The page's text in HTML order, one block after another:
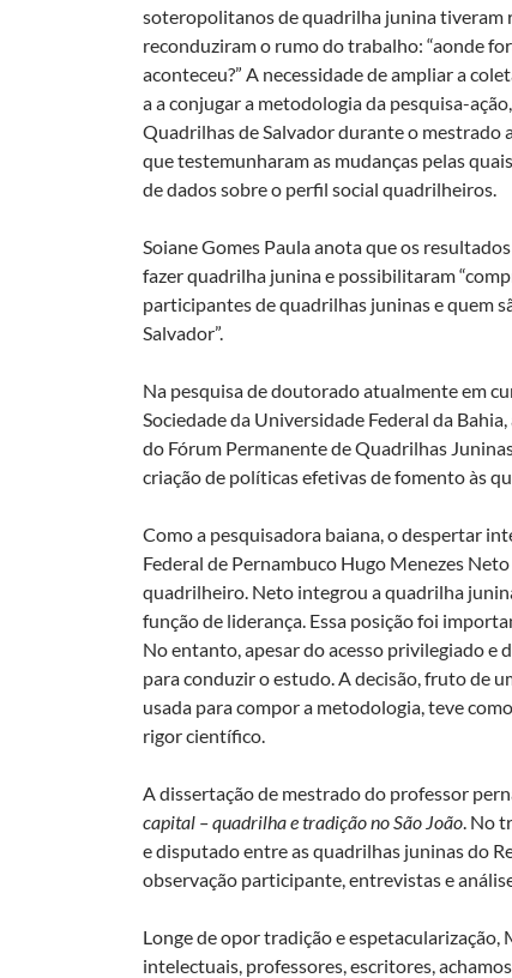
soteropolitanos de quadrilha junina tiveram
reconduziram o rumo do trabalho: “aonde
aconteceu?” A necessidade de ampliar a
a a conjugar a metodologia da pesquisa-
Quadrilhas de Salvador durante o mestrado
que testemunharam as mudanças pelas
de dados sobre o perfil social quadrilheiros.
Soiane Gomes Paula anota que os
fazer quadrilha junina e possibilitaram
participantes de quadrilhas juninas e quem
Salvador”.
Na pesquisa de doutorado atualmente em
Sociedade da Universidade Federal da
do Fórum Permanente de Quadrilhas
criação de políticas efetivas de fomento às
Como a pesquisadora baiana, o despertar
Federal de Pernambuco Hugo Menezes
quadrilheiro. Neto integrou a quadrilha
função de liderança. Essa posição foi
No entanto, apesar do acesso privilegiado e
para conduzir o estudo. A decisão, fruto de
usada para compor a metodologia, teve
rigor científico.
A dissertação de mestrado do professor
capital – quadrilha e tradição no São João . No
e disputado entre as quadrilhas juninas do
observação participante, entrevistas e
Longe de opor tradição e espetacularização,
intelectuais, professores, escritores,